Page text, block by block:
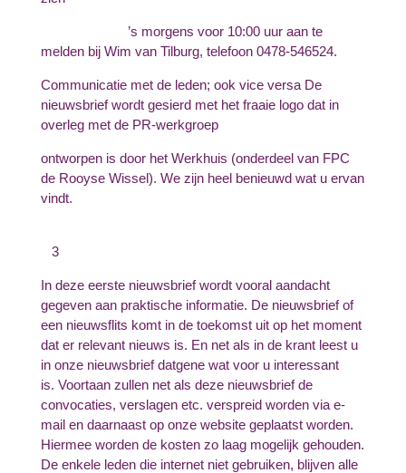
’s morgens voor 10:00 uur aan te
melden bij Wim van Tilburg, telefoon 0478-546524.
Communicatie met de leden; ook vice versa De
nieuwsbrief wordt gesierd met het fraaie logo dat in
overleg met de PR-werkgroep
ontworpen is door het Werkhuis (onderdeel van FPC
de Rooyse Wissel). We zijn heel benieuwd wat u ervan
vindt.
3
In deze eerste nieuwsbrief wordt vooral aandacht
gegeven aan praktische informatie. De nieuwsbrief of
een nieuwsflits komt in de toekomst uit op het moment
dat er relevant nieuws is. En net als in de krant leest u
in onze nieuwsbrief datgene wat voor u interessant
is. Voortaan zullen net als deze nieuwsbrief de
convocaties, verslagen etc. verspreid worden via e-
mail en daarnaast op onze website geplaatst worden.
Hiermee worden de kosten zo laag mogelijk gehouden.
De enkele leden die internet niet gebruiken, blijven alle